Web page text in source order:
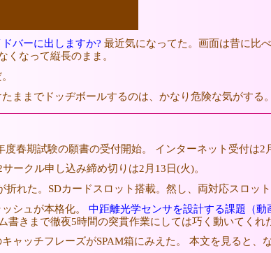
バーに出しますか? 最近気になってた。画面は昔に比
くなって縦長のまま。
ままでドッヂボールするのは、かなり危険な気がする。
度春期試験の願書の受付開始。 インターネット受付は2
ークル申し込み締め切りは2月13日(火)。
折れた。SDカードスロット搭載。然し、両対応スロッ
ッシュが本格化。中距離光学センサを設計する課題（動
書きまで徹夜5時間の突貫作業にしては巧く動いてく
ャッチフレーズがSPAM箱にみえた。 本文を見ると、